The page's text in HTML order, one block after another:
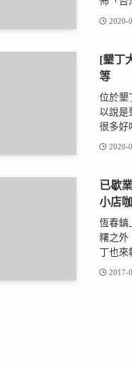
2020-
[墾丁
等
位於墾
以說是
很多好
2020-
已歇
小店
恆春鎮
糬之外
丁也來
2017-